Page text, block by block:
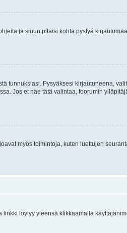
ja sinun pitäisi kohta pystyä
tunnuksiasi. Pysyäksesi kirjautuneena,
Jos et näe tätä valintaa, foorumin
myös toimintoja, kuten luettujen
löytyy yleensä klikkaamalla